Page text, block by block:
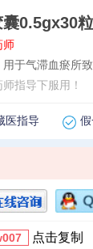
0.5gx30粒
师
于气滞血瘀所
指导下服用！
医指导
点击复制